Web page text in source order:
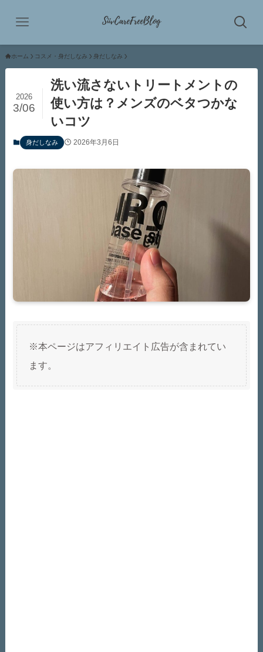
ホーム コスメ・身だしなみ 身だしなみ
洗い流さないトリートメントの
使い方は？メンズのベタつかな
いコツ
2026
3/06
身だしなみ 2026年3月6日
※本ページはアフィリエイト広告が含まれてい
ます。